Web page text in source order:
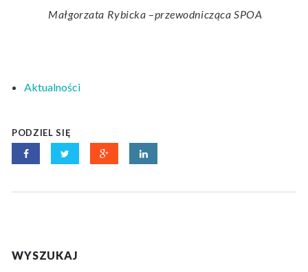
Małgorzata Rybicka –przewodnicząca SPOA
Aktualności
PODZIEL SIĘ
WYSZUKAJ